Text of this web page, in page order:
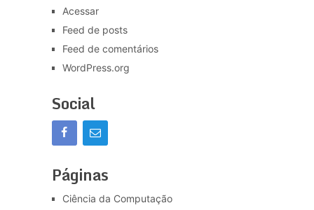
Acessar
Feed de posts
Feed de comentários
WordPress.org
Social
Páginas
Ciência da Computação